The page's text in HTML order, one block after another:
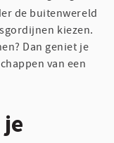
de buitenwereld
kiezen.
Dan geniet je
van een